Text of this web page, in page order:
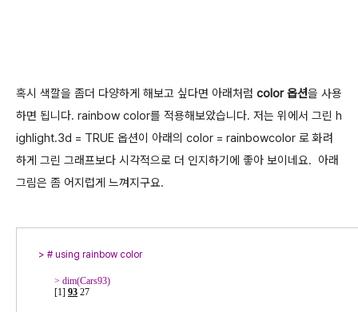
혹시 색깔을 좀더 다양하게 해보고 싶다면 아래처럼 color 옵션을 사용
하면 됩니다. rainbow color를 적용해보았습니다. 저는 위에서 그린 h
ighlight.3d = TRUE 옵션이 아래의 color = rainbowcolor 로 화려
하게 그린 그래프보다 시각적으로 더 인지하기에 좋아 보이네요. 아래
그림은 좀 어지럽게 느껴지구요.
> # using rainbow color
>
[1] 93